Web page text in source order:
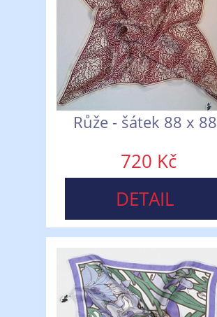
Růže - šátek 88 x 88
720 Kč
DETAIL